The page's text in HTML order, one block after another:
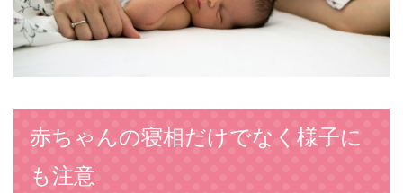
赤ちゃんの寝相だけでなく様子に
も注意